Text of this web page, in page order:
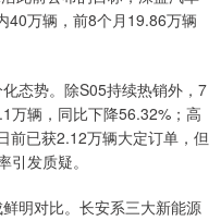
40万辆，前8个月19.86万辆
态势。除S05持续热销外，7
万辆，同比下降56.32%；高
前已获2.12万辆大定订单，但
发质疑。
明对比。长安系三大新能源